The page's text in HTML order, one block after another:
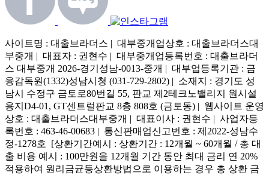
사이트명 : 대출브라더스 | 대부중개업상호 : 대출브라더스대
부중개 | 대표자 : 권현수 | 대부중개업등록번호 : 대출브라더
스 대부중개 2026-경기성남-0013-중개 | 대부업등록기관 : 금
융감독원(1332)성남시청 (031-729-2802) | 소재지 : 경기도 성
남시 수정구 금토로80번길 55, 판교 제2테크노밸리지 원시설
용지D4-01, GT센트럴판교 8층 808호 (금토동) | 웹사이트 운영
상호 : 대출브라더스대부중개 | 대표이사 : 권현수 | 사업자등
록번호 : 463-46-00683 | 통신판매업신고번호 : 제2022-성남수
정-1278호 [상환기간예시 : 상환기간 : 12개월 ~ 60개월 / 총 대
출 비용 예시 : 100만원을 12개월 기간 동안 최대 금리 연 20%
적용하여 원리금균등상환방법으로 이용하는 경우 총 상환 금